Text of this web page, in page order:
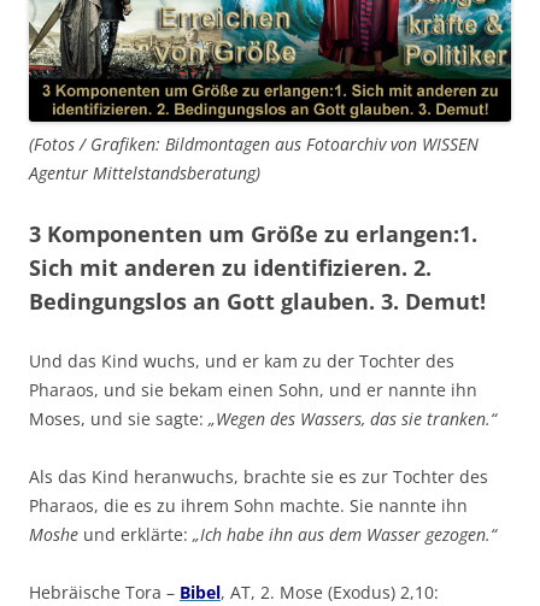
(Fotos / Grafiken: Bildmontagen aus Fotoarchiv von WISSEN
Agentur Mittelstandsberatung)
3 Komponenten um Größe zu erlangen:1.
Sich mit anderen zu identifizieren. 2.
Bedingungslos an Gott glauben. 3. Demut!
Und das Kind wuchs, und er kam zu der Tochter des
Pharaos, und sie bekam einen Sohn, und er nannte ihn
Moses, und sie sagte: „Wegen des Wassers, das sie tranken.“
Als das Kind heranwuchs, brachte sie es zur Tochter des
Pharaos, die es zu ihrem Sohn machte. Sie nannte ihn
Moshe und erklärte: „Ich habe ihn aus dem Wasser gezogen.“
Hebräische Tora – Bibel, AT, 2. Mose (Exodus) 2,10: